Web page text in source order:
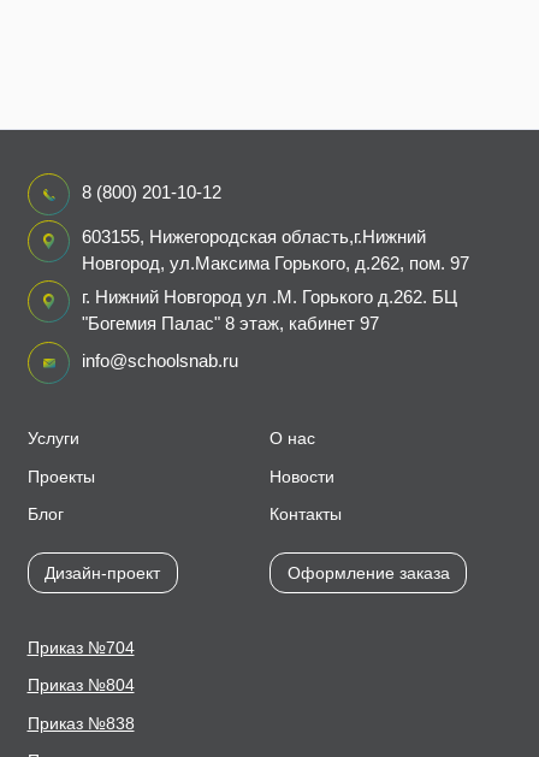
Услуги
Проекты
Блог
Дизайн-проект
О нас
Новости
Контакты
Оформление заказа
Приказ №704
Приказ №804
Приказ №838
8 (800) 201-10-12
603155, Нижегородская область,г.Нижний
Новгород, ул.Максима Горького, д.262, пом. 97
г. Нижний Новгород ул .М. Горького д.262. БЦ
"Богемия Палас" 8 этаж, кабинет 97
info@schoolsnab.ru